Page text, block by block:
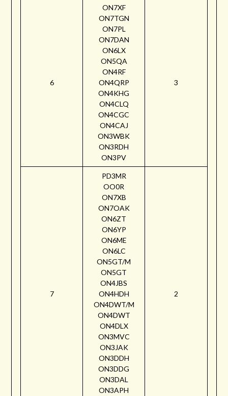
6
ON7XF
ON7TGN
ON7PL
ON7DAN
ON6LX
ON5QA
ON4RF
ON4QRP
ON4KHG
ON4CLQ
ON4CGC
ON4CAJ
ON3WBK
ON3RDH
ON3PV
3
7
PD3MR
OO0R
ON7XB
ON7OAK
ON6ZT
ON6YP
ON6ME
ON6LC
ON5GT/M
ON5GT
ON4JBS
ON4HDH
ON4DWT/M
ON4DWT
ON4DLX
ON3MVC
ON3JAK
ON3DDH
ON3DDG
ON3DAL
ON3APH
2